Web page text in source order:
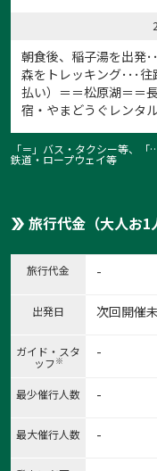
朝食後、稲子湯を出発
森をトレッキング･･･
払い）＝＝松原湖＝＝
宿・やまどうぐレンタ
「＝」バス・タクシー等、
鉄道・ロープウェイ等
旅行代金（大人お1
旅行代金 -
出発日 次回開催
ガイド・スタ
ッフ※ -
最少催行人数 -
最大催行人数 -